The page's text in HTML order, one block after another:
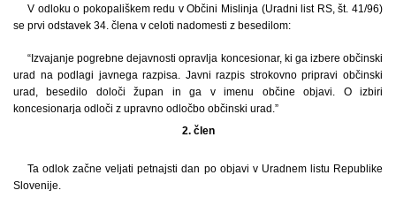
V odloku o pokopališkem redu v Občini Mislinja (Uradni list RS, št. 41/96)
se prvi odstavek 34. člena v celoti nadomesti z besedilom:
“Izvajanje pogrebne dejavnosti opravlja koncesionar, ki ga izbere občinski
urad na podlagi javnega razpisa. Javni razpis strokovno pripravi občinski
urad, besedilo določi župan in ga v imenu občine objavi. O izbiri
koncesionarja odloči z upravno odločbo občinski urad.”
2. člen
Ta odlok začne veljati petnajsti dan po objavi v Uradnem listu Republike
Slovenije.